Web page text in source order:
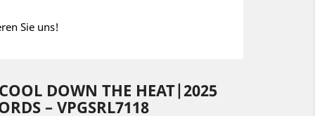
Sie uns!
DOWN THE HEAT|2025
– VPGSRL7118